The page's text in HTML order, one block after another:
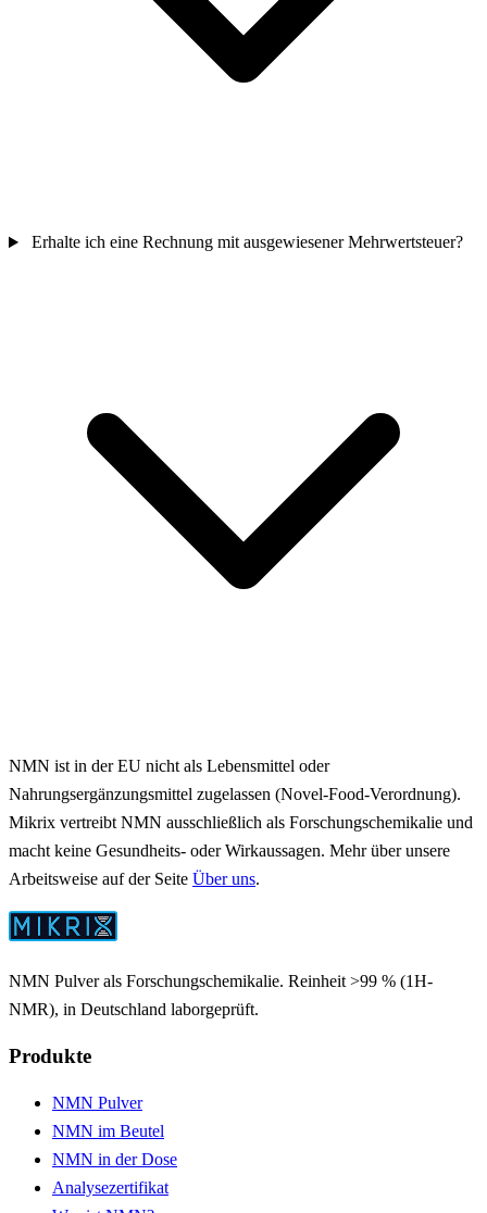
Erhalte ich eine Rechnung mit ausgewiesener Mehrwertsteuer?
NMN ist in der EU nicht als Lebensmittel oder
Nahrungsergänzungsmittel zugelassen (Novel-Food-Verordnung).
Mikrix vertreibt NMN ausschließlich als Forschungschemikalie und
macht keine Gesundheits- oder Wirkaussagen. Mehr über unsere
Arbeitsweise auf der Seite Über uns.
NMN Pulver als Forschungschemikalie. Reinheit >99 % (1H-
NMR), in Deutschland laborgeprüft.
Produkte
NMN Pulver
NMN im Beutel
NMN in der Dose
Analysezertifikat